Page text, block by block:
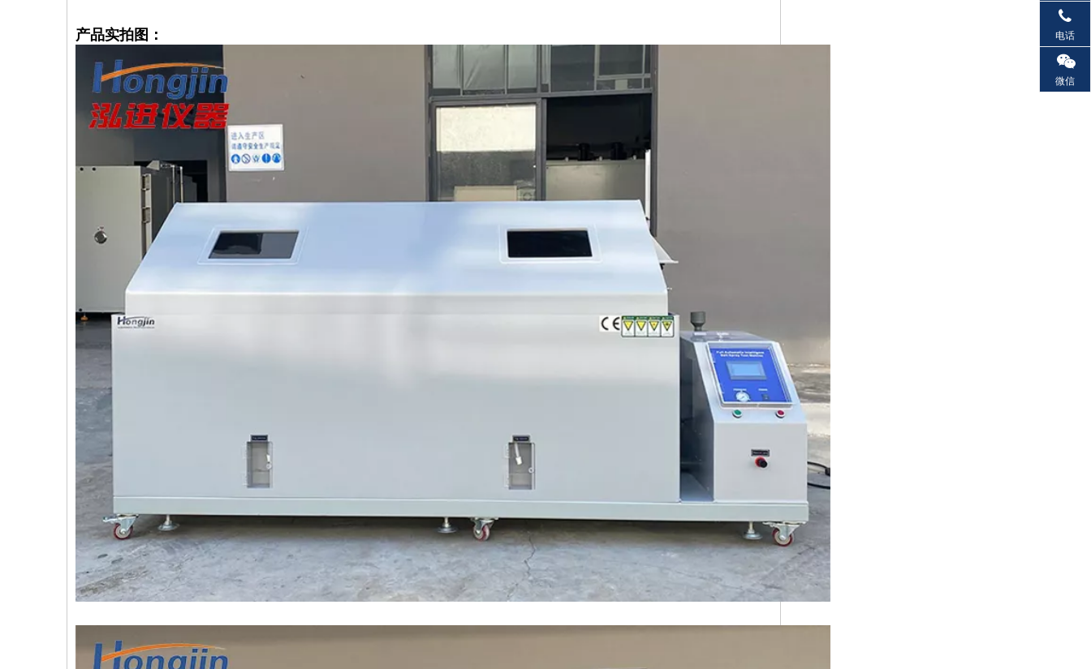
产品实拍图： 电话
微信